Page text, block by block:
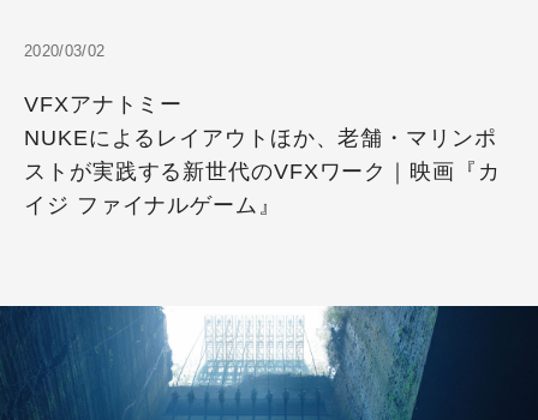
2020/03/02
VFXアナトミー
NUKEによるレイアウトほか、老舗・マリンポ
ストが実践する新世代のVFXワーク｜映画『カ
イジ ファイナルゲーム』